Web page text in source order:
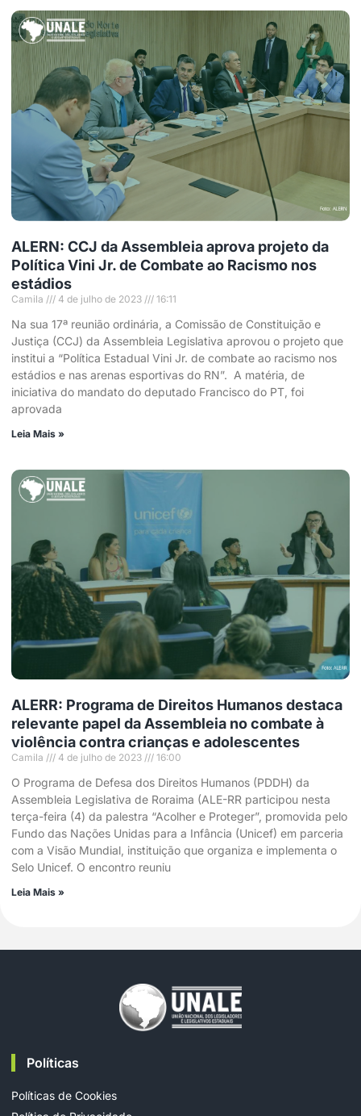
ALERN: CCJ da Assembleia aprova projeto da
Política Vini Jr. de Combate ao Racismo nos
estádios
Camila 4 de julho de 2023 16:11
Na sua 17ª reunião ordinária, a Comissão de Constituição e
Justiça (CCJ) da Assembleia Legislativa aprovou o projeto que
institui a “Política Estadual Vini Jr. de combate ao racismo nos
estádios e nas arenas esportivas do RN”. A matéria, de
iniciativa do mandato do deputado Francisco do PT, foi
aprovada
Leia Mais »
ALERR: Programa de Direitos Humanos destaca
relevante papel da Assembleia no combate à
violência contra crianças e adolescentes
Camila 4 de julho de 2023 16:00
O Programa de Defesa dos Direitos Humanos (PDDH) da
Assembleia Legislativa de Roraima (ALE-RR participou nesta
terça-feira (4) da palestra “Acolher e Proteger”, promovida pelo
Fundo das Nações Unidas para a Infância (Unicef) em parceria
com a Visão Mundial, instituição que organiza e implementa o
Selo Unicef. O encontro reuniu
Leia Mais »
Políticas
Políticas de Cookies